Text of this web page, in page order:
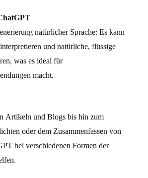
natürlicher Sprache: Es kann
und natürliche, flüssige
was es ideal für
macht.
Artikeln und Blogs bis hin zum
oder dem Zusammenfassen von
bei verschiedenen Formen der